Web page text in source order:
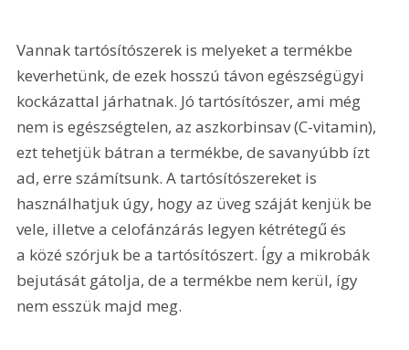
Vannak tartósítószerek is melyeket a termékbe
keverhetünk, de ezek hosszú távon egészségügyi
kockázattal járhatnak. Jó tartósítószer, ami még
nem is egészségtelen, az aszkorbinsav (C-vitamin),
ezt tehetjük bátran a termékbe, de savanyúbb ízt
ad, erre számítsunk. A tartósítószereket is
használhatjuk úgy, hogy az üveg száját kenjük be
vele, illetve a celofánzárás legyen kétrétegű és
a közé szórjuk be a tartósítószert. Így a mikrobák
bejutását gátolja, de a termékbe nem kerül, így
nem esszük majd meg.